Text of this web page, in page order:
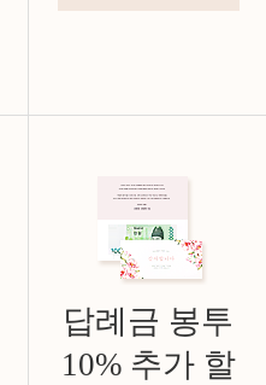
답례금 봉투
10% 추가 할